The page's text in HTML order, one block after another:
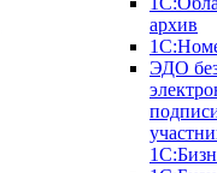
архив
ЭДО